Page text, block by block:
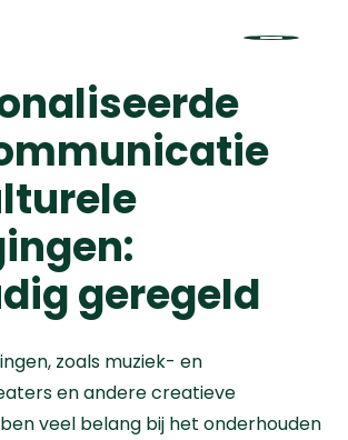
geregeld
zoals muziek- en
en andere creatieve
veel belang bij het onderhouden